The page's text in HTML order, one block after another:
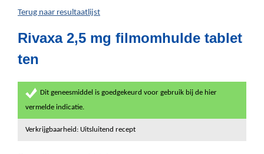
Terug naar resultaatlijst
Rivaxa 2,5 mg filmomhulde tablet
ten
Dit geneesmiddel is goedgekeurd voor gebruik bij de hier
vermelde indicatie.
Verkrijgbaarheid: Uitsluitend recept